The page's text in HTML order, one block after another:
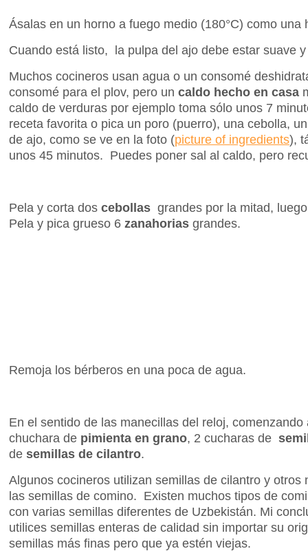
Ásalas en un horno a fuego medio (180°C) como una
Cuando está listo, la pulpa del ajo debe estar suave
Muchos cocineros usan agua o un consomé
consomé para el plov, pero un caldo hecho en casa
caldo de verduras por ejemplo toma sólo unos 7
receta favorita o pica un poro (puerro), una cebolla,
de ajo, como se ve en la foto (picture of ingredients),
unos 45 minutos. Puedes poner sal al caldo, pero
Pela y corta dos cebollas grandes por la mitad,
Pela y pica grueso 6 zanahorias grandes.
Remoja los bérberos en una poca de agua.
En el sentido de las manecillas del reloj,
chuchara de pimienta en grano, 2 cucharas de
de semillas de cilantro.
Algunos cocineros utilizan semillas de cilantro y otros
las semillas de comino. Existen muchos tipos de
con varias semillas diferentes de Uzbekistán. Mi
utilices semillas enteras de calidad sin importar su
semillas más finas pero que ya estén viejas.